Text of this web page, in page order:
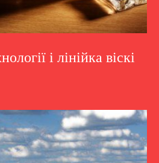
і лінійка віскі